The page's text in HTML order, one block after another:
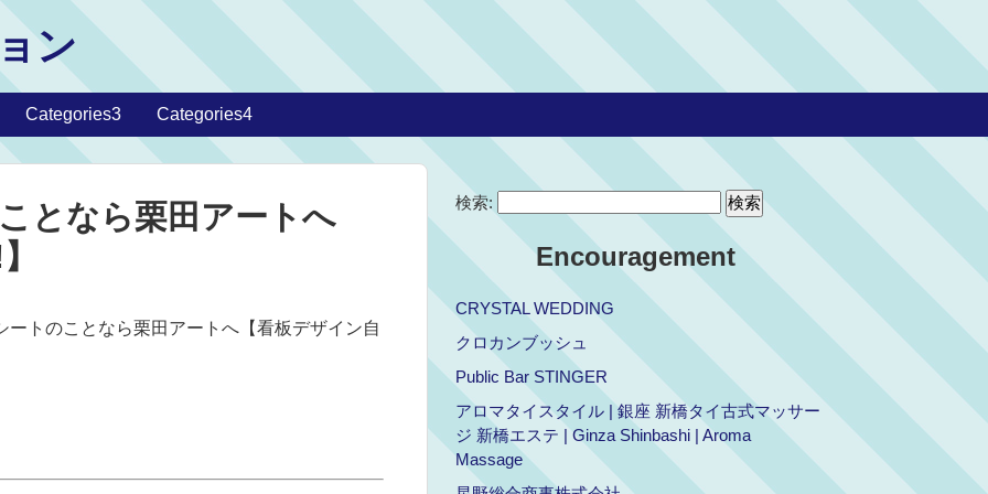
ン
Categories3 Categories4
となら栗田アートへ
ートのことなら栗田アートへ【看板デザイン自
検索:
Encouragement
CRYSTAL WEDDING
クロカンブッシュ
Public Bar STINGER
アロマタイスタイル | 銀座 新橋タイ古式マッサー
ジ 新橋エステ | Ginza Shinbashi | Aroma
Massage